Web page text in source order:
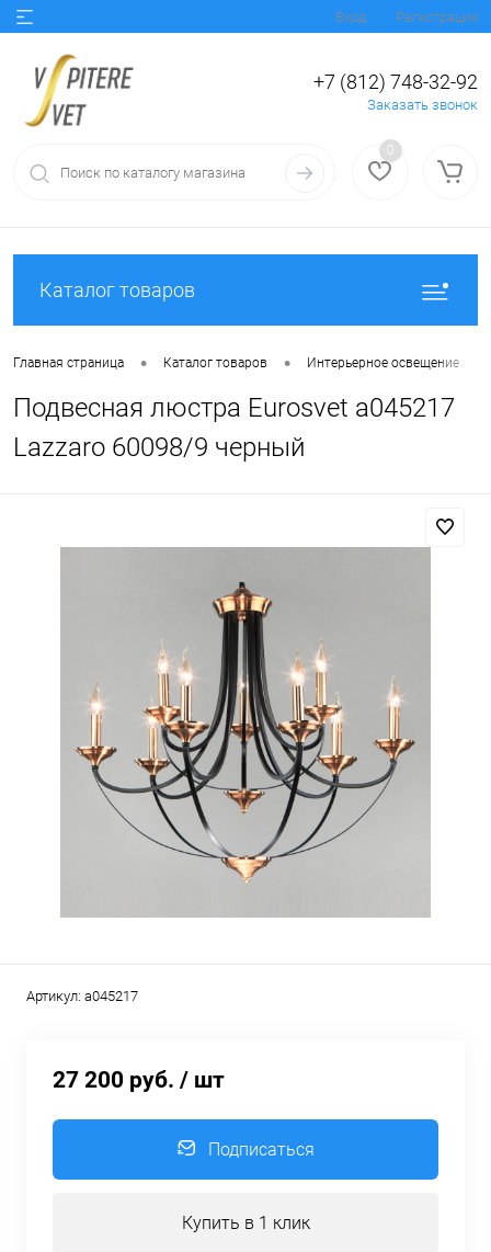
Вход Регистрация
+7 (812) 748-32-92
Заказать звонок
0
Каталог товаров
Главная страница • Каталог товаров • Интерьерное освещение
Подвесная люстра Eurosvet a045217
Lazzaro 60098/9 черный
Артикул: a045217
27 200 руб. / шт
Подписаться
Купить в 1 клик